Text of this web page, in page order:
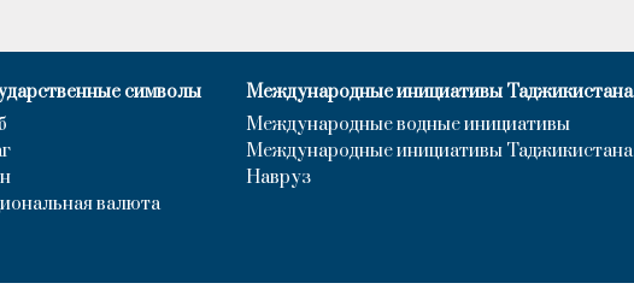
символы
валюта
Международные инициативы Таджикистана
Международные водные инициативы
Международные инициативы Таджикистана
Навруз